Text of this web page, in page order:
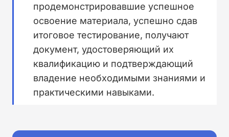
продемонстрировавшие успешное
освоение материала, успешно сдав
итоговое тестирование, получают
документ, удостоверяющий их
квалификацию и подтверждающий
владение необходимыми знаниями и
практическими навыками.